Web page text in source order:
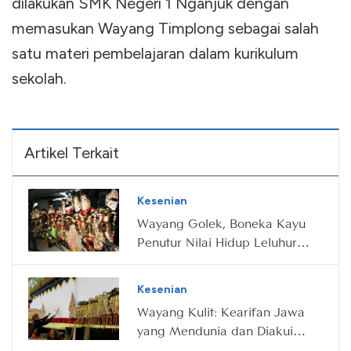
memasukan Wayang Timplong sebagai salah
satu materi pembelajaran dalam kurikulum
sekolah.
Artikel Terkait
Kesenian
Wayang Golek, Boneka Kayu
Penutur Nilai Hidup Leluhur
Kesenian
Wayang Kulit: Kearifan Jawa
yang Mendunia dan Diakui